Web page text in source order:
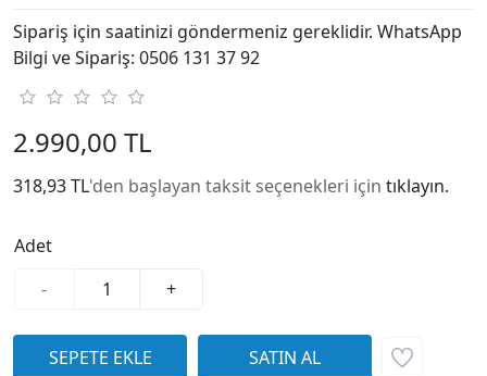
Sipariş için saatinizi göndermeniz gereklidir. WhatsApp
Bilgi ve Sipariş: 0506 131 37 92
2.990,00 TL
318,93 TL'den başlayan taksit seçenekleri için tıklayın.
Adet
-
+